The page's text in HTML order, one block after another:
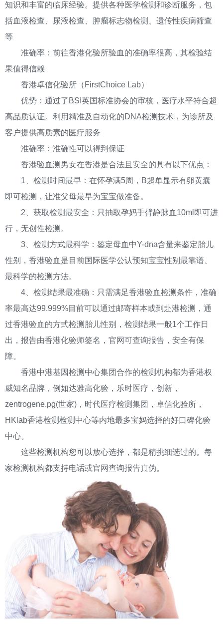
知识和丰富的临床经验。提供各种医学检测和诊断服务，包
括血液检查、尿液检查、肿瘤标志物检测、遗传性疾病筛查
等
准确率：前往香港化验所验血的准确率很高，其检验结
果值得信赖
香港卓信化验所（FirstChoice Lab）
优势：通过了BSI英国标准协会的审核，医疗水平符合超
高品质认证。利用精准及自动化的DNA检测技术，为诊所及
客户提供高质素的医疗服务
准确率：准确性可以得到保证
香港验血测男女在香港是合法且安全的具有以下优点：
1、检测时间最早：在怀孕满5周，B超单显示有卵黄囊
即可检测，让准父母最早为宝宝做准备。
2、获取检测最安全：只抽取孕妈手臂静脉血10ml即可进
行，无创性检测。
3、检测方式最科学：鉴定母血中Y-dna含量来鉴定胎儿
性别，香港验血是目前国际医学公认预知宝宝性别最靠谱、
最科学的检测方法。
4、检测结果最准确：只需满足香港验血检测条件，准确
率最高达99.999%目前可以通过邮寄样本或到赴港检测，通
过香港验血的方式检测胎儿性别，检测结果一般1个工作日
出，报告由香港化验师签名，官网可查询报告，安全有保
障。
香港中港基因检测中心集团合作的检测机构都为香港权
威知名品牌，例如达雅高化验，乐时医疗，创新，
zentrogene.pg(世家)，时代医疗检测集团，卓信化验所，
HKlab香港检测检测中心等内地最多宝妈选择的好口碑化验
中心。
这些检测机构您可以放心选择，都是精挑细选过的。每
家检测机构都支持电话或官网查询报告真伪。